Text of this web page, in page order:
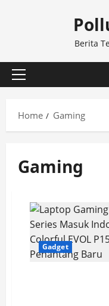
Berita
Primary
Home
Gaming
Gaming
Gadget